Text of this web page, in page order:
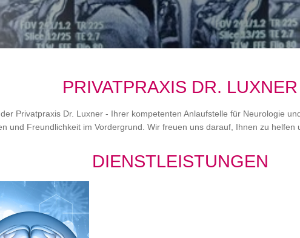
PRIVATPRAXIS DR. LUXNER
Privatpraxis Dr. Luxner - Ihrer kompetenten Anlaufstelle für Neurologie
und Freundlichkeit im Vordergrund. Wir freuen uns darauf, Ihnen zu helfen
DIENSTLEISTUNGEN